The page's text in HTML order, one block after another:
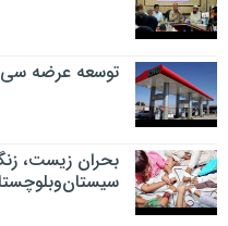
توسعه عرضه
بحران زیست،